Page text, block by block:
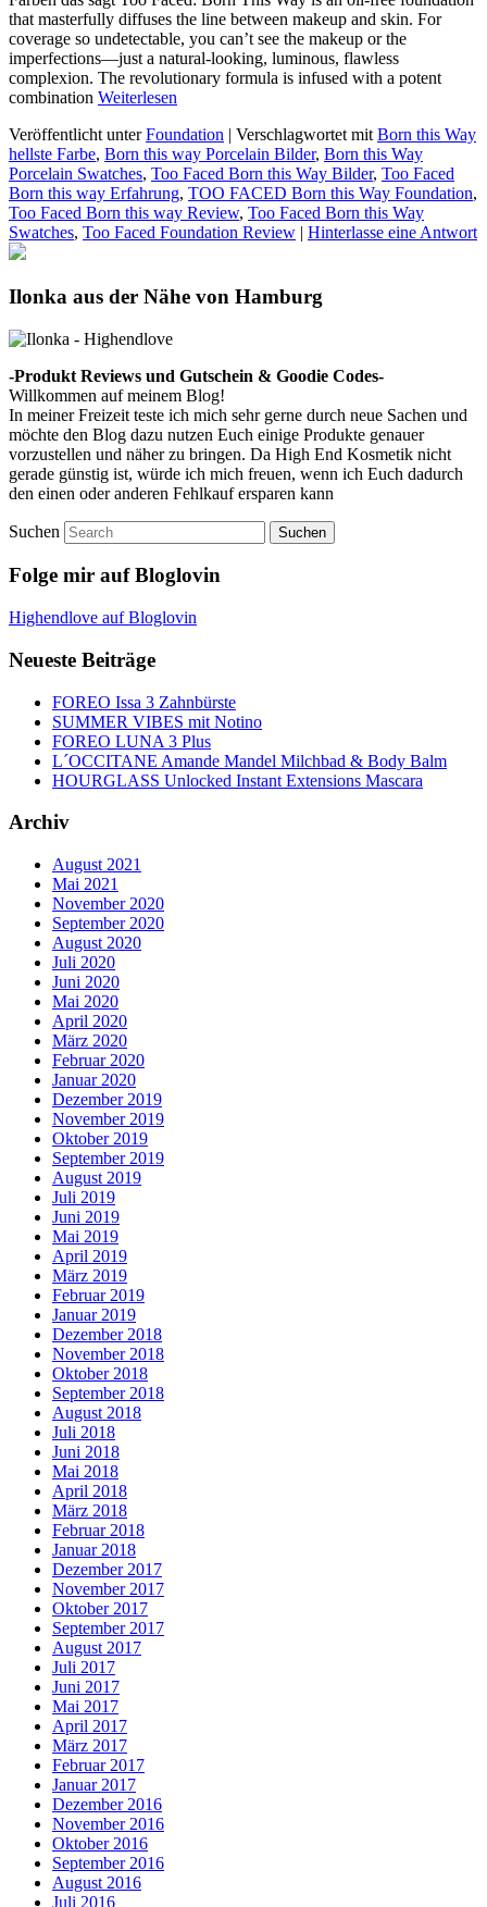
that masterfully diffuses the line between makeup and skin. For
coverage so undetectable, you can’t see the makeup or the
imperfections—just a natural-looking, luminous, flawless
complexion. The revolutionary formula is infused with a potent
combination Weiterlesen
Veröffentlicht unter Foundation | Verschlagwortet mit Born this Way
hellste Farbe, Born this way Porcelain Bilder, Born this Way
Porcelain Swatches, Too Faced Born this Way Bilder, Too Faced
Born this way Erfahrung, TOO FACED Born this Way Foundation,
Too Faced Born this way Review, Too Faced Born this Way
Swatches, Too Faced Foundation Review | Hinterlasse eine Antwort
Ilonka aus der Nähe von Hamburg
-Produkt Reviews und Gutschein & Goodie Codes-
Willkommen auf meinem Blog!
In meiner Freizeit teste ich mich sehr gerne durch neue Sachen und
möchte den Blog dazu nutzen Euch einige Produkte genauer
vorzustellen und näher zu bringen. Da High End Kosmetik nicht
gerade günstig ist, würde ich mich freuen, wenn ich Euch dadurch
den einen oder anderen Fehlkauf ersparen kann
Suchen
Folge mir auf Bloglovin
Highendlove auf Bloglovin
Neueste Beiträge
FOREO Issa 3 Zahnbürste
SUMMER VIBES mit Notino
FOREO LUNA 3 Plus
L´OCCITANE Amande Mandel Milchbad & Body Balm
HOURGLASS Unlocked Instant Extensions Mascara
Archiv
August 2021
Mai 2021
November 2020
September 2020
August 2020
Juli 2020
Juni 2020
Mai 2020
April 2020
März 2020
Februar 2020
Januar 2020
Dezember 2019
November 2019
Oktober 2019
September 2019
August 2019
Juli 2019
Juni 2019
Mai 2019
April 2019
März 2019
Februar 2019
Januar 2019
Dezember 2018
November 2018
Oktober 2018
September 2018
August 2018
Juli 2018
Juni 2018
Mai 2018
April 2018
März 2018
Februar 2018
Januar 2018
Dezember 2017
November 2017
Oktober 2017
September 2017
August 2017
Juli 2017
Juni 2017
Mai 2017
April 2017
März 2017
Februar 2017
Januar 2017
Dezember 2016
November 2016
Oktober 2016
September 2016
August 2016
Juli 2016